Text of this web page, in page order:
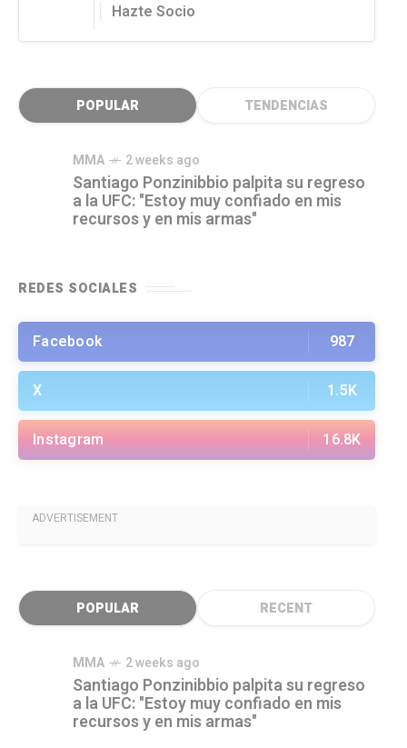
Hazte Socio
POPULAR TENDENCIAS
MMA 2 weeks ago
Santiago Ponzinibbio palpita su regreso
a la UFC: "Estoy muy confiado en mis
recursos y en mis armas"
REDES SOCIALES
Facebook 987
X 1.5K
Instagram 16.8K
ADVERTISEMENT
POPULAR RECENT
MMA 2 weeks ago
Santiago Ponzinibbio palpita su regreso
a la UFC: "Estoy muy confiado en mis
recursos y en mis armas"